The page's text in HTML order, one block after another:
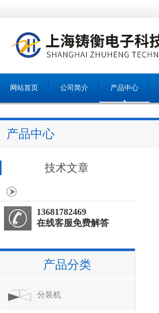
网站首页 公司简介 产品中心
产品中心
技术文章
13681782469
在线客服免费解答
产品分类
分装机